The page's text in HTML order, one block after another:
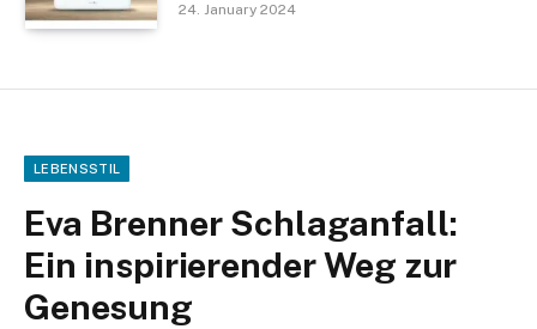
24. January 2024
LEBENSSTIL
Eva Brenner Schlaganfall:
Ein inspirierender Weg zur
Genesung